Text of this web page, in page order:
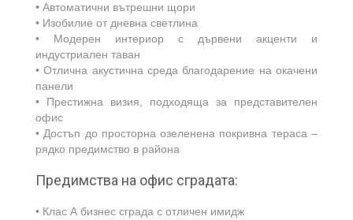
• Автоматични вътрешни щори
• Изобилие от дневна светлина
• Модерен интериор с дървени акценти и
индустриален таван
• Отлична акустична среда благодарение на окачени
панели
• Престижна визия, подходяща за представителен
офис
• Достъп до просторна озеленена покривна тераса –
рядко предимство в района
Предимства на офис сградата:
• Клас А бизнес сграда с отличен имидж